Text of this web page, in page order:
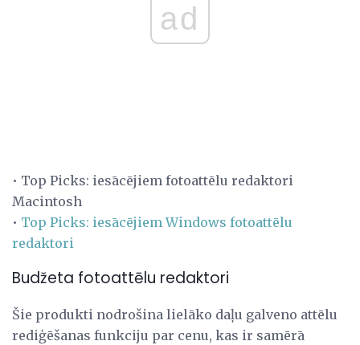
ad
• Top Picks: iesācējiem fotoattēlu redaktori
Macintosh
• Top Picks: iesācējiem Windows fotoattēlu
redaktori
Budžeta fotoattēlu redaktori
Šie produkti nodrošina lielāko daļu galveno attēlu
rediģēšanas funkciju par cenu, kas ir samērā